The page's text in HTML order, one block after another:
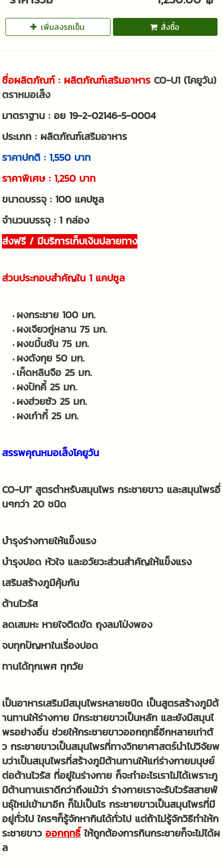
เพิ่มลงรถเข็น สั่งซื้อ
ชื่อผลิตภัณฑ์ : ผลิตภัณฑ์เสริมอาหาร CO-U1 (โคยูวัน)
ตราหมอเส็ง
มาตราฐาน : อย 19-2-02146-5-0004
ประเภท : ผลิตภัณฑ์เสริมอาหาร
ราคาปกติ : 1,550 บาท
ราคาพิเศษ : 1,250 บาท
ขนาดบรรจุ : 100 แคปซูล
จำนวนบรรจุ : 1 กล่อง
ส่งฟรี / มีบริการเก็บเงินปลายทาง
ส่วนประกอบสำคัญใน 1 แคปซูล
ผงกระชาย 100 มก.
ผงเจียวกู่หลาน 75 มก.
ผงขมิ้นชัน 75 มก.
ผงตังกุย 50 มก.
เห็ดหลินจือ 25 มก.
ผงปักคี้ 25 มก.
ผงฮ่วยซัว 25 มก.
ผงเก๋ากี้ 25 มก.
สรรพคุณหมอเส็งโคยูวัน
CO-U1” สูตรตำหรับสมุนไพร กระชายขาว และสมุนไพรอื่
นๆกว่า 20 ชนิด
บำรุงร่างกายให้แข็งแรง
บำรุงปอด หัวใจ และอวัยวะส่วนสำคัญให้แข็งแรง
เสริมสร้างภูมิคุ้มกัน
ต้านไวรัส
ลดเสมหะ หายใจติดขัด ถุงลมโป่งพอง
จบทุกปัญหาในเรื่องปอด
ทานได้ทุกเพศ ทุกวัย
เป็นอาหารเสริมมีสมุนไพรหลายชนิด เป็นสูตรสร้างภูมิต้
านทานให้ร่างกาย มีกระชายขาวเป็นหลัก และยังมีสมุนไ
พรอย่างอื่น ช่วยให้กระชายขาวออกฤทธิ์อีกหลายเท่าตั
ว กระชายขาวเป็นสมุนไพรที่ทางวิทยาศาสตร์นำไปวิจัยพ
บว่าเป็นสมุนไพรที่สร้างภูมิต้านทานให้แก่ร่างกายมนุษย์
ต่อต้านไวรัส ที่อยู่ในร่างกาย ก็จะทำอะไรเราไม่ได้เพราะภู
มิต้านทานเราดีกว่าถึงแม้ว่า ร่างกายเราจะรับไวรัสสายพั
นธุ์ใหม่เข้ามาอีก ก็ไม่เป็นไร กระชายขาวเป็นสมุนไพรที่มี
อยู่ทั่วไป ใครๆก็รู้จักหากินได้ทั่วไป แต่ถ้าไม่รู้จักวิธีทำให้ก
ระชายขาวออกฤทธิ์ให้ถูกต้องการกินกระชายก็จะไม่ได้ผ
ล